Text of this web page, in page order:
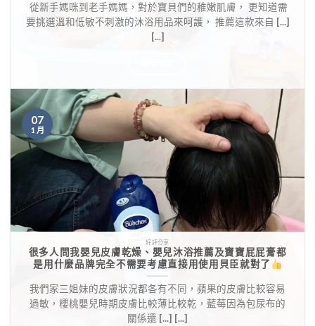
​ 從新手媽咪到老手媽媽，對於寶貝們的稚嫩肌膚， 更知道需
要挑選溫和低敏不刺激的沐浴用品來呵護， 推薦這款來自 [...]
[...]
好評分享
很多人問我嬰兒皮膚乾燥、嬰兒沐浴推薦及寶寶屁屁膏都
是用什麼品牌完全不需要考慮直接用使用貝臣就對了
我們家三姐妹的皮膚狀況都各有不同，蘋果的皮膚比較容易
過敏，櫻桃嬰兒時期皮膚比較薄比較乾，藍莓因為包尿布的
關係還 [...] [...]
07
1 月